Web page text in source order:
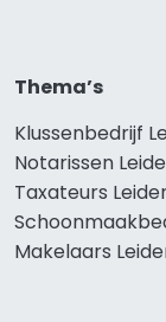
Thema’s
Klussenbedrijf
Notarissen
Taxateurs
Makelaars